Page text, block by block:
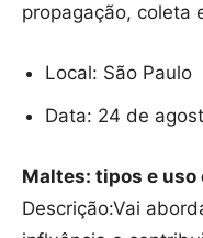
propagação, coleta
Local: São Paulo
Data: 24 de
Maltes: tipos e uso
Descrição:Vai